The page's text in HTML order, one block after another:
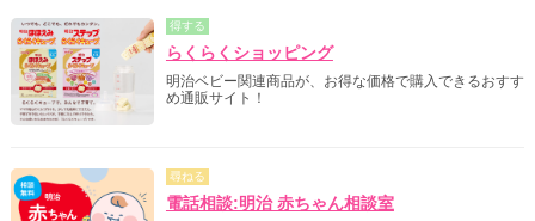
得する
らくらくショッピング
明治ベビー関連商品が、お得な価格で購入できるおすす
め通販サイト！
尋ねる
電話相談:明治 赤ちゃん相談室